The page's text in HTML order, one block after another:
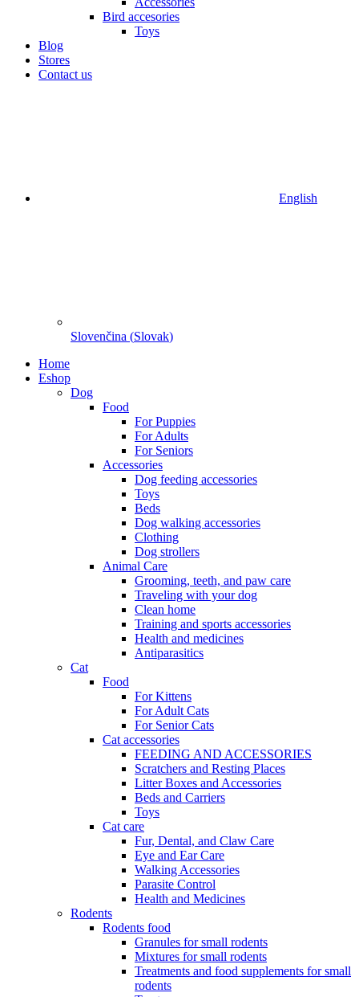
Bird accesories
Toys
Blog
Stores
Contact us
English
Slovenčina (Slovak)
Home
Eshop
Dog
Food
For Puppies
For Adults
For Seniors
Accessories
Dog feeding accessories
Toys
Beds
Dog walking accessories
Clothing
Dog strollers
Animal Care
Grooming, teeth, and paw care
Traveling with your dog
Clean home
Training and sports accessories
Health and medicines
Antiparasitics
Cat
Food
For Kittens
For Adult Cats
For Senior Cats
Cat accessories
FEEDING AND ACCESSORIES
Scratchers and Resting Places
Litter Boxes and Accessories
Beds and Carriers
Toys
Cat care
Fur, Dental, and Claw Care
Eye and Ear Care
Walking Accessories
Parasite Control
Health and Medicines
Rodents
Rodents food
Granules for small rodents
Mixtures for small rodents
Treatments and food supplements for small
rodents